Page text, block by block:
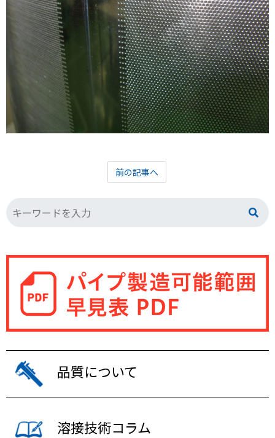
前の記事へ
品質について
溶接技術コラム